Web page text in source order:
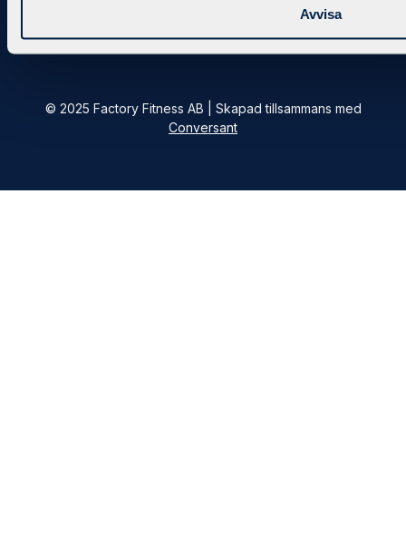
Avvisa
© 2025 Factory Fitness AB | Skapad tillsammans med
Conversant